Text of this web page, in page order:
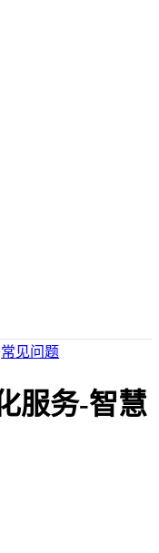
常见问题
服务-智慧